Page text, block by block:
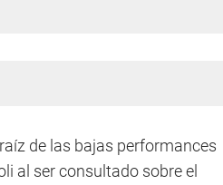
de las bajas performances
al ser consultado sobre el